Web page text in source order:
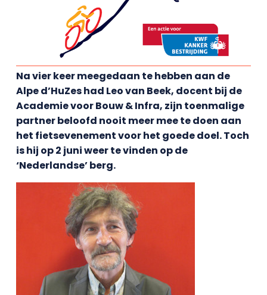
Na vier keer meegedaan te hebben aan de
Alpe d’HuZes had Leo van Beek, docent bij de
Academie voor Bouw & Infra, zijn toenmalige
partner beloofd nooit meer mee te doen aan
het fietsevenement voor het goede doel. Toch
is hij op 2 juni weer te vinden op de
‘Nederlandse’ berg.